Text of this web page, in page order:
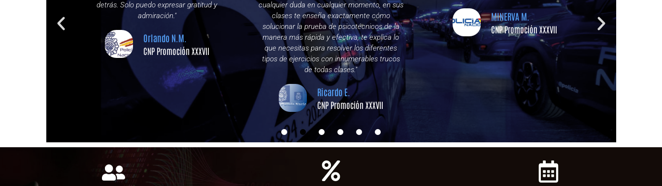
detrás. Solo puedo expresar gratitud y
admiración."
Orlando N.M.
CNP Promoción XXXVII
cualquier duda en cualquier momento, en sus
clases te enseña exactamente cómo
solucionar la prueba de psicotécnicos de la
manera más rápida y efectiva, te explica lo
que necesitas para resolver los diferentes
tipos de ejercicios con innumerables trucos
de todas clases."
Ricardo E.
CNP Promoción XXXVII
MINERVA M.
CNP Promoción XXXVII